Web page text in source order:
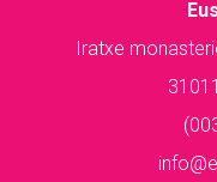
Iratxe